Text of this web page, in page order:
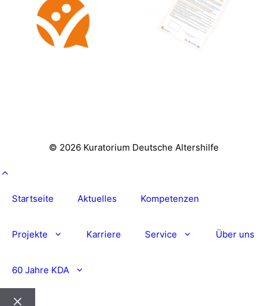
© 2026 Kuratorium Deutsche Altershilfe
Startseite Aktuelles Kompetenzen
Projekte Karriere Service Über uns
60 Jahre KDA